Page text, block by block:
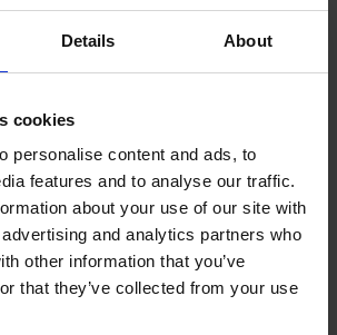
Details About
cookies
personalise content and ads, to
features and to analyse our traffic.
about your use of our site with
and analytics partners who
other information that you’ve
that they’ve collected from your use
helhydrostatiska konstruktionen
och ger stabil precision
tid.
och extern svarvning i en
utförande möjliggör simultan
cykeltidsbesparingar upp till
omställningar och hög
i härdade material är
särskilt lämpad för flexibel
till medelstora serier.